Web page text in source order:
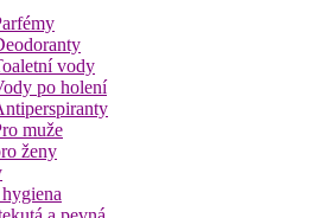
vody
po holení
muže
ženy